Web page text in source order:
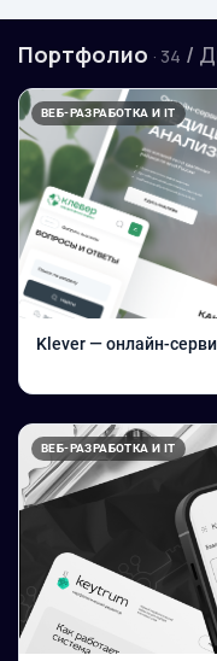
Портфолио · 34 /
ВЕБ-РАЗРАБОТКА И IT
Klever — онлайн-
ВЕБ-РАЗРАБОТКА И IT